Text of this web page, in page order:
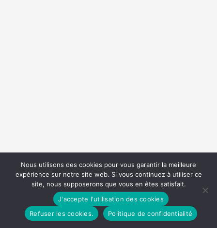
Nous utilisons des cookies pour vous garantir la meilleure
expérience sur notre site web. Si vous continuez à utiliser ce
site, nous supposerons que vous en êtes satisfait.
J'accepte l'utilisation des cookies
Refuser les cookies.
Politique de confidentialité